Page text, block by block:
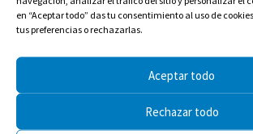
en “Aceptar todo” das tu consentimiento al uso de
tus preferencias o rechazarlas.
Aceptar todo
Rechazar todo
Estructura del Colegio
La historia
TRANSPARENCIA